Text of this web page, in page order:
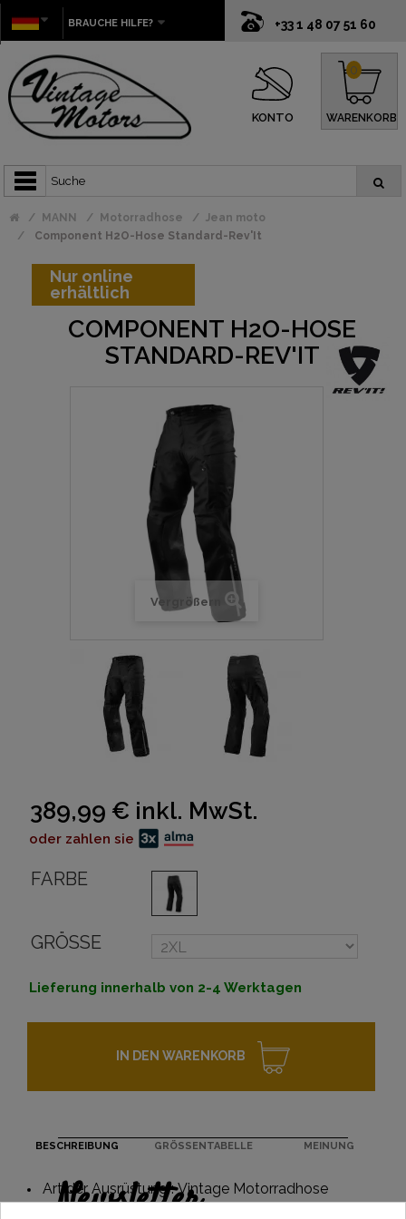
+33 1 48 07 51 60
BRAUCHE HILFE?
KONTO WARENKORB
0
MANN Motorradhose
Jean moto
Component H2O-Hose Standard-Rev'It
Nur online
erhältlich
COMPONENT H2O-HOSE
STANDARD-REV'IT
Vergrößern
389,99 € inkl. MwSt.
oder zahlen sie
FARBE
GRÖSSE
Lieferung innerhalb von 2-4 Werktagen
IN DEN WARENKORB
BESCHREIBUNG GRÖSSENTABELLE MEINUNG
Art der Ausrüstung : Vintage Motorradhose
Newsletter